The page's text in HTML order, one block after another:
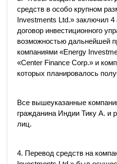
средств в особо крупном
Investments Ltd.» заключил 4
договор инвестиционного
возможностью дальнейшей
компаниями «Energy
«Center Finance Corp.» и
которых планировалось
Все вышеуказанные
гражданина Индии Тику А. и
лиц.
4. Перевод средств на